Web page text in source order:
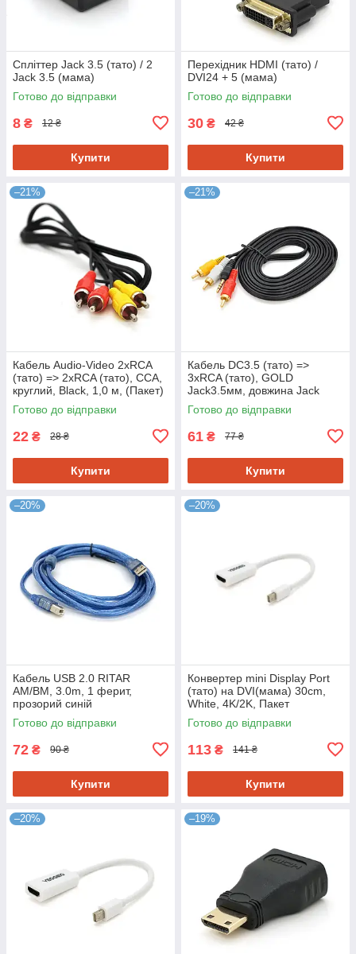
Спліттер Jack 3.5 (тато) / 2
Jack 3.5 (мама)
Готово до відправки
8 ₴ 12 ₴
Купити
Перехідник HDMI (тато) /
DVI24 + 5 (мама)
Готово до відправки
30 ₴ 42 ₴
Купити
–21%
Кабель Audio-Video 2хRCA
(тато) => 2хRCA (тато), CCA,
круглий, Black, 1,0 м, (Пакет)
Готово до відправки
22 ₴ 28 ₴
Купити
–21%
Кабель DC3.5 (тато) =>
3хRCA (тато), GOLD
Jack3.5мм, довжина Jack
15мм, CU, круглий, Black, 3
м, (Пакет) Q500
Готово до відправки
61 ₴ 77 ₴
Купити
–20%
Кабель USB 2.0 RITAR
AM/BM, 3.0m, 1 ферит,
прозорий синій
Готово до відправки
72 ₴ 90 ₴
Купити
–20%
Конвертер mini Display Port
(тато) на DVI(мама) 30cm,
White, 4K/2K, Пакет
Готово до відправки
113 ₴ 141 ₴
Купити
–20% –19%